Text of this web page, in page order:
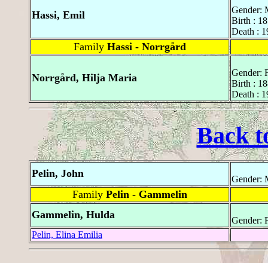
Hassi, Emil
Gender:
Birth :
Death :
Family Hassi - Norrgård
Norrgård, Hilja Maria
Gender:
Birth :
Death :
Back
Pelin, John Gender:
Family Pelin - Gammelin
Gammelin, Hulda
Gender:
Pelin, Elina Emilia